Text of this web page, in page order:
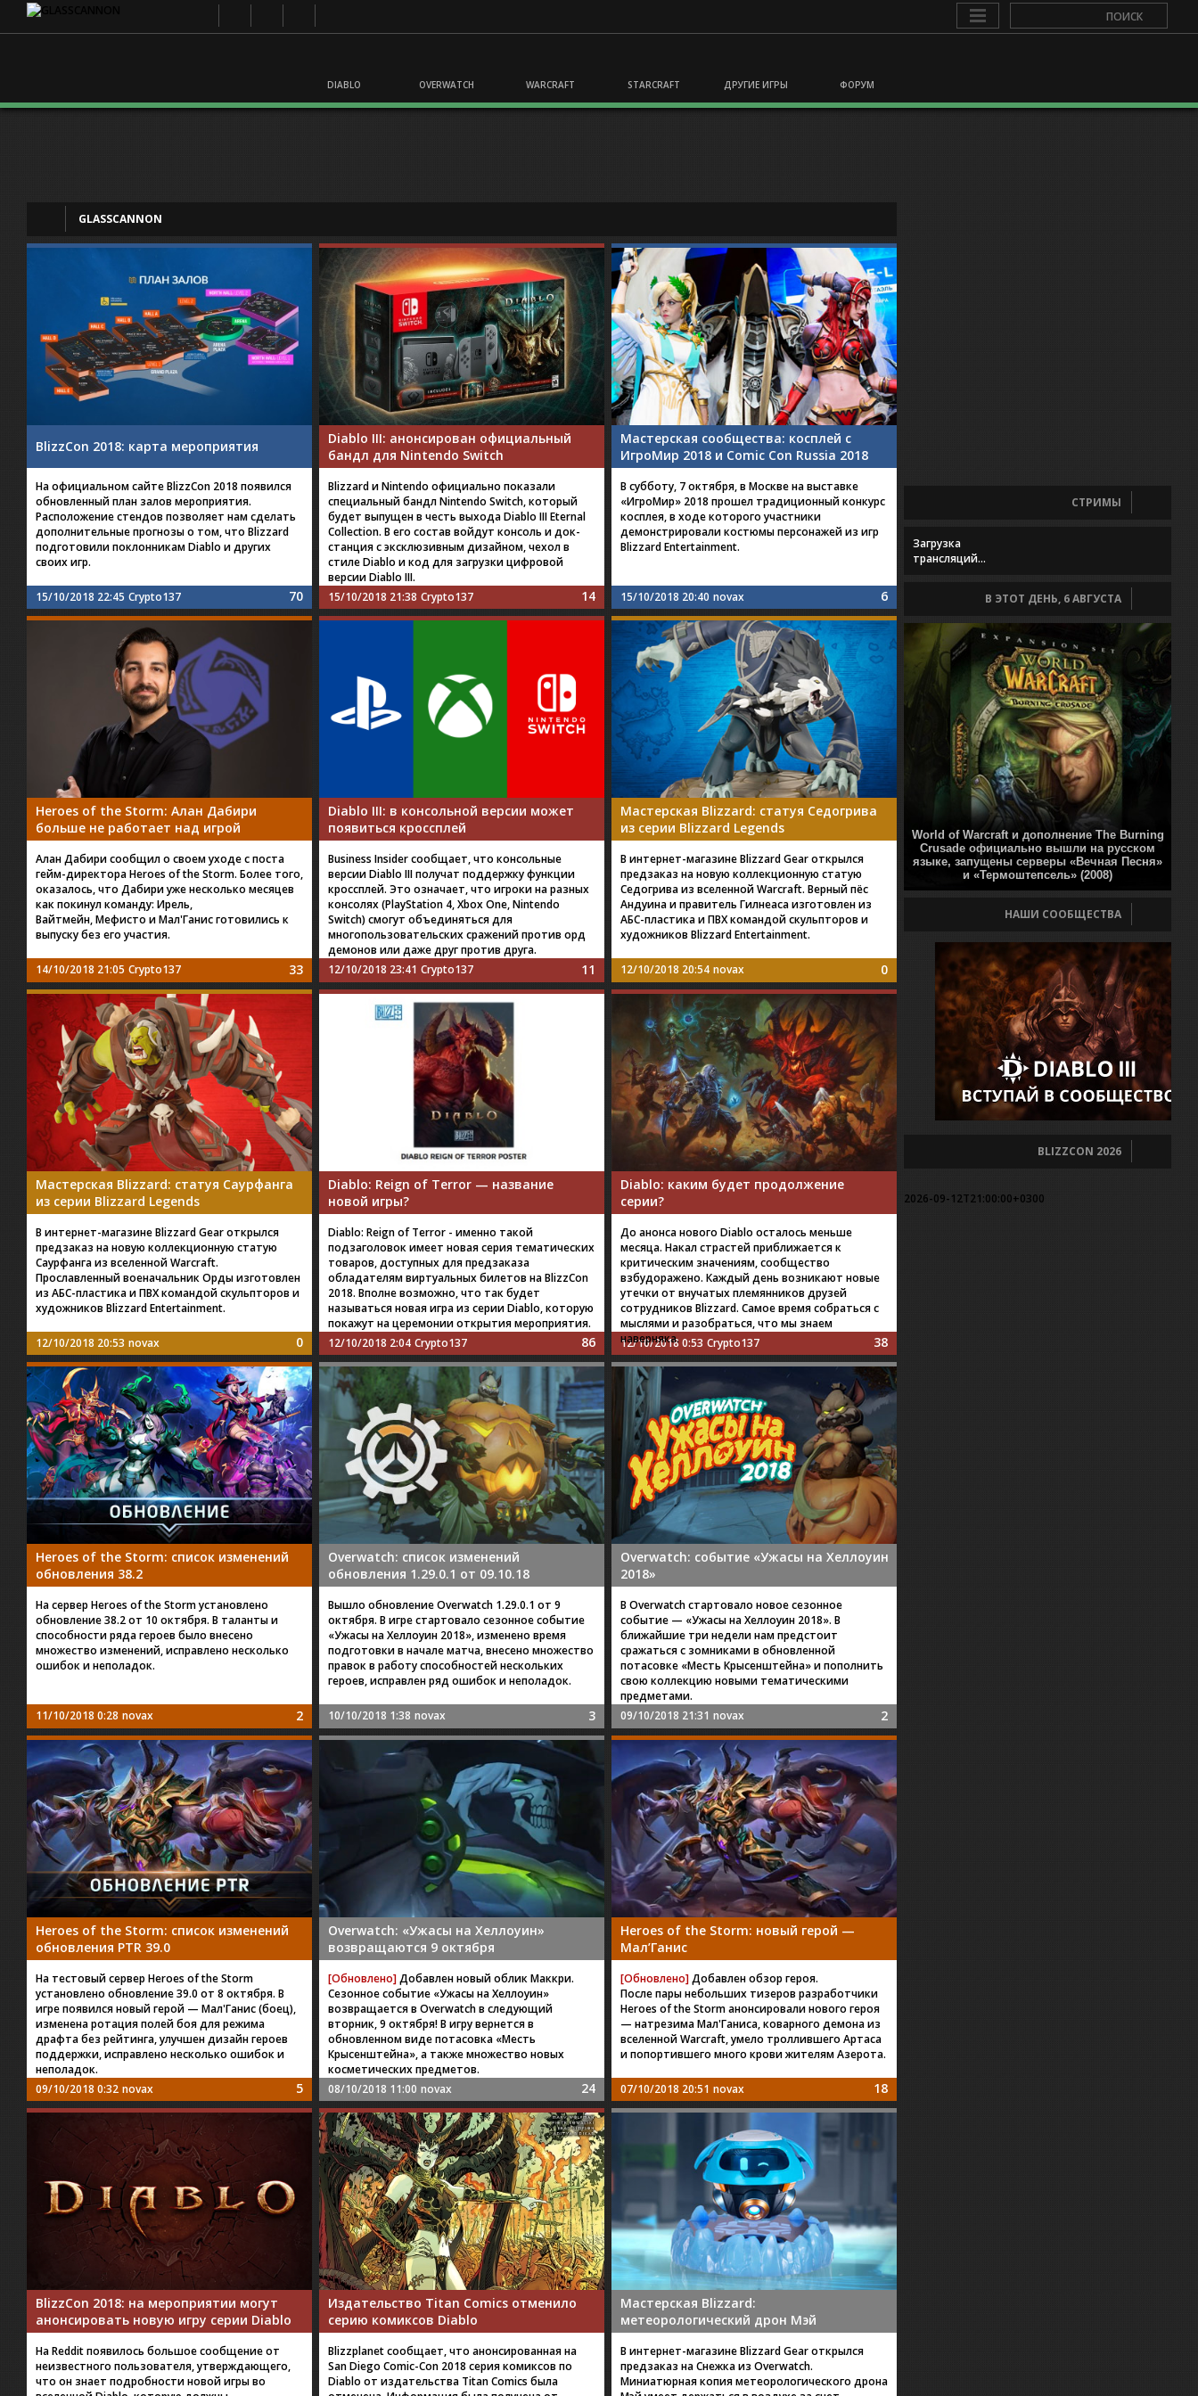
DIABLO OVERWATCH WARCRAFT STARCRAFT ДРУГИЕ ИГРЫ ФОРУМ
GLASSCANNON
BlizzCon 2018: карта мероприятия
На официальном сайте BlizzCon 2018 появился
обновленный план залов мероприятия.
Расположение стендов позволяет нам сделать
дополнительные прогнозы о том, что Blizzard
подготовили поклонникам Diablo и других
своих игр.
15/10/2018 22:45 Crypto137 70
Diablo III: анонсирован официальный
бандл для Nintendo Switch
Blizzard и Nintendo официально показали
специальный бандл Nintendo Switch, который
будет выпущен в честь выхода Diablo III Eternal
Collection. В его состав войдут консоль и док-
станция с эксклюзивным дизайном, чехол в
стиле Diablo и код для загрузки цифровой
версии Diablo III.
15/10/2018 21:38 Crypto137 14
Мастерская сообщества: косплей с
ИгроМир 2018 и Comic Con Russia 2018
В субботу, 7 октября, в Москве на выставке
«ИгроМир» 2018 прошел традиционный конкурс
косплея, в ходе которого участники
демонстрировали костюмы персонажей из игр
Blizzard Entertainment.
15/10/2018 20:40 novax 6
Heroes of the Storm: Алан Дабири
больше не работает над игрой
Алан Дабири сообщил о своем уходе с поста
гейм-директора Heroes of the Storm. Более того,
оказалось, что Дабири уже несколько месяцев
как покинул команду: Ирель,
Вайтмейн, Мефисто и Мал'Ганис готовились к
выпуску без его участия.
14/10/2018 21:05 Crypto137 33
Diablo III: в консольной версии может
появиться кроссплей
Business Insider сообщает, что консольные
версии Diablo III получат поддержку функции
кроссплей. Это означает, что игроки на разных
консолях (PlayStation 4, Xbox One, Nintendo
Switch) смогут объединяться для
многопользовательских сражений против орд
демонов или даже друг против друга.
12/10/2018 23:41 Crypto137 11
Мастерская Blizzard: статуя Седогрива
из серии Blizzard Legends
В интернет-магазине Blizzard Gear открылся
предзаказ на новую коллекционную статую
Седогрива из вселенной Warcraft. Верный пёс
Андуина и правитель Гилнеаса изготовлен из
АБС-пластика и ПВХ командой скульпторов и
художников Blizzard Entertainment.
12/10/2018 20:54 novax 0
Мастерская Blizzard: статуя Саурфанга
из серии Blizzard Legends
В интернет-магазине Blizzard Gear открылся
предзаказ на новую коллекционную статую
Саурфанга из вселенной Warcraft.
Прославленный военачальник Орды изготовлен
из АБС-пластика и ПВХ командой скульпторов и
художников Blizzard Entertainment.
12/10/2018 20:53 novax 0
Diablo: Reign of Terror — название
новой игры?
Diablo: Reign of Terror - именно такой
подзаголовок имеет новая серия тематических
товаров, доступных для предзаказа
обладателям виртуальных билетов на BlizzCon
2018. Вполне возможно, что так будет
называться новая игра из серии Diablo, которую
покажут на церемонии открытия мероприятия.
12/10/2018 2:04 Crypto137 86
Diablo: каким будет продолжение
серии?
До анонса нового Diablo осталось меньше
месяца. Накал страстей приближается к
критическим значениям, сообщество
взбудоражено. Каждый день возникают новые
утечки от внучатых племянников друзей
сотрудников Blizzard. Самое время собраться с
мыслями и разобраться, что мы знаем
наверняка.
12/10/2018 0:53 Crypto137 38
Heroes of the Storm: список изменений
обновления 38.2
На сервер Heroes of the Storm установлено
обновление 38.2 от 10 октября. В таланты и
способности ряда героев было внесено
множество изменений, исправлено несколько
ошибок и неполадок.
11/10/2018 0:28 novax 2
Overwatch: список изменений
обновления 1.29.0.1 от 09.10.18
Вышло обновление Overwatch 1.29.0.1 от 9
октября. В игре стартовало сезонное событие
«Ужасы на Хеллоуин 2018», изменено время
подготовки в начале матча, внесено множество
правок в работу способностей нескольких
героев, исправлен ряд ошибок и неполадок.
10/10/2018 1:38 novax 3
Overwatch: событие «Ужасы на Хеллоуин
2018»
В Overwatch стартовало новое сезонное
событие — «Ужасы на Хеллоуин 2018». В
ближайшие три недели нам предстоит
сражаться с зомниками в обновленной
потасовке «Месть Крысенштейна» и пополнить
свою коллекцию новыми тематическими
предметами.
09/10/2018 21:31 novax 2
Heroes of the Storm: список изменений
обновления PTR 39.0
На тестовый сервер Heroes of the Storm
установлено обновление 39.0 от 8 октября. В
игре появился новый герой — Мал'Ганис (боец),
изменена ротация полей боя для режима
драфта без рейтинга, улучшен дизайн героев
поддержки, исправлено несколько ошибок и
неполадок.
09/10/2018 0:32 novax 5
Overwatch: «Ужасы на Хеллоуин»
возвращаются 9 октября
[Обновлено]Добавлен новый облик Маккри.
Сезонное событие «Ужасы на Хеллоуин»
возвращается в Overwatch в следующий
вторник, 9 октября! В игру вернется в
обновленном виде потасовка «Месть
Крысенштейна», а также множество новых
косметических предметов.
08/10/2018 11:00 novax 24
Heroes of the Storm: новый герой —
Мал’Ганис
[Обновлено]Добавлен обзор героя.
После пары небольших тизеров разработчики
Heroes of the Storm анонсировали нового героя
— натрезима Мал'Ганиса, коварного демона из
вселенной Warcraft, умело троллившего Артаса
и попортившего много крови жителям Азерота.
07/10/2018 20:51 novax 18
BlizzCon 2018: на мероприятии могут
анонсировать новую игру серии Diablo
На Reddit появилось большое сообщение от
неизвестного пользователя, утверждающего,
что он знает подробности новой игры во
Издательство Titan Comics отменило
серию комиксов Diablo
Blizzplanet сообщает, что анонсированная на
San Diego Comic-Con 2018 серия комиксов по
Diablo от издательства Titan Comics была
Мастерская Blizzard:
метеорологический дрон Мэй
В интернет-магазине Blizzard Gear открылся
предзаказ на Снежка из Overwatch.
Миниатюрная копия метеорологического дрона
СТРИМЫ
Загрузка
трансляций...
В ЭТОТ ДЕНЬ, 6 АВГУСТА
World of Warcraft и дополнение The Burning
Crusade официально вышли на русском
языке, запущены серверы «Вечная Песня»
и «Термоштепсель» (2008)
НАШИ СООБЩЕСТВА
BLIZZCON 2026
2026-09-12T21:00:00+0300